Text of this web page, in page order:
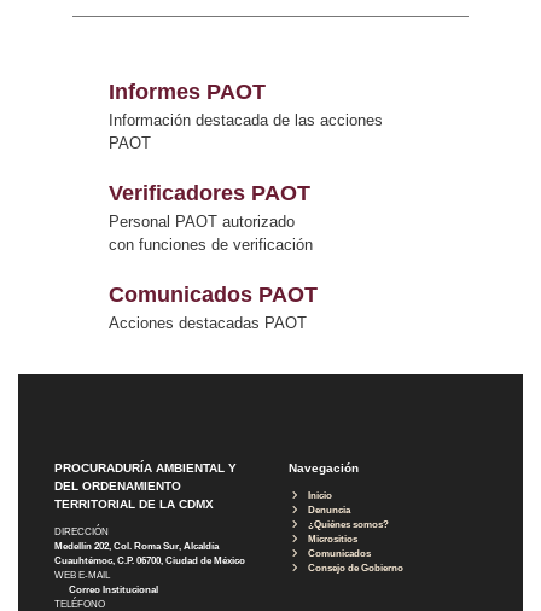
Informes PAOT
Información destacada de las acciones
PAOT
Verificadores PAOT
Personal PAOT autorizado
con funciones de verificación
Comunicados PAOT
Acciones destacadas PAOT
PROCURADURÍA AMBIENTAL Y
DEL ORDENAMIENTO
TERRITORIAL DE LA CDMX
DIRECCIÓN
Medellín 202, Col. Roma Sur, Alcaldía
Cuauhtémoc, C.P. 06700, Ciudad de México
WEB E-MAIL
Correo Institucional
TELÉFONO
Navegación
Inicio
Denuncia
¿Quiénes somos?
Micrositios
Comunicados
Consejo de Gobierno